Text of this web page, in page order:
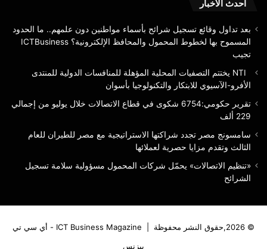
والتكنولوجيا
أحدث الأخبار
بعد تداول وقائع تسجيل شرائح بأسماء مواطنين دون علمهم.. ما الحدود
المسموح بها لخطوط المحمول والمحافظ الإلكترونية؟ ICTBusiness
تجيب
NTI يختتم التصفيات المحلية المؤهلة للمنافسات الدولية للمنتدى
الأفرو-الآسيوي للابتكار والتكنولوجيا بأسوان
تقرير حكومي:6754 شكوى في قطاع الاتصالات خلال يوليو من إجمالي
229 ألف
سامسونج مصر تجدد شراكتها الاستراتيجية مع مصر للطيران للعام
الثالث وتقدم مزايا حصرية لعملائها
«تنظيم الاتصالات» يحمّل شركات المحمول مسؤولية سلامة تسجيل
الشرائح
© 2026,حقوق النشر محفوظة |
ICT Business Magazine - أي سي تي
بيزنس